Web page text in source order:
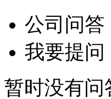
公司问答
我要提问
暂时没有问